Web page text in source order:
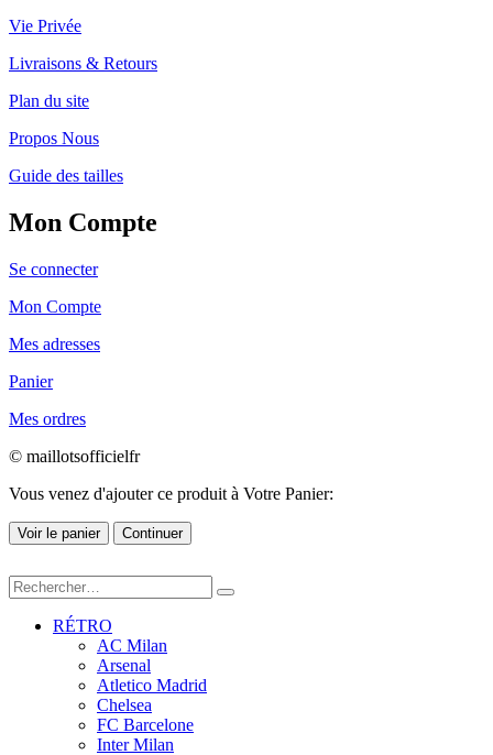
Vie Privée
Livraisons & Retours
Plan du site
Propos Nous
Guide des tailles
Mon Compte
Se connecter
Mon Compte
Mes adresses
Panier
Mes ordres
© maillotsofficielfr
Vous venez d'ajouter ce produit à Votre Panier:
Voir le panier Continuer
RÉTRO
AC Milan
Arsenal
Atletico Madrid
Chelsea
FC Barcelone
Inter Milan